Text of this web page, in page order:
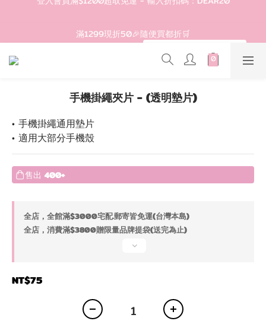
滿1299現折50🎉隨便買都折🛒
00 : 08
4
2
1
0
:
3
2
2
1 :
5
4
0
1
0 輸入折扣碼：DEAR50
登入會員滿$1200超取免運 - 輸入折扣碼：DEAR20
手機掛繩夾片 - (透明墊片)
• 手機掛繩通用墊片
• 適用大部分手機殼
售出 400+
全店，全館滿$3000宅配.郵寄皆免運(台灣本島)
全店，消費滿$3800贈限量品牌提袋(送完為止)
NT$75